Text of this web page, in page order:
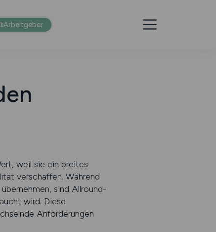
Arbeitgeber
weil sie ein breites
verschaffen. Während
sind Allround-
wird. Diese
Anforderungen